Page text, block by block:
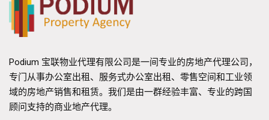
Podium 宝联物业代理有限公司是一间专业的房地产代理公司，
专门从事办公室出租、服务式办公室出租、零售空间和工业领
域的房地产销售和租赁。我们是由一群经验丰富、专业的跨国
顾问支持的商业地产代理。